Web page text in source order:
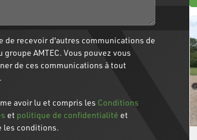
de recevoir d'autres communications de
groupe AMTEC. Vous pouvez vous
de ces communications à tout
avoir lu et compris les Conditions
et politique de confidentialité et
les conditions.